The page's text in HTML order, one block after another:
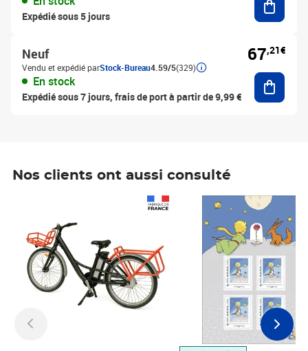
Expédié sous 5 jours
Neuf
Vendu et expédié parStock-Bureau4.59/5(329)
En stock
Expédié sous 7 jours, frais de port à partir de 9,99 €
67,21€
Nos clients ont aussi consulté
Prix 7,50€